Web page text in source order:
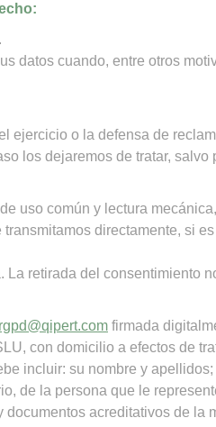
datos cuando, entre otros
ejercicio o la defensa de
los dejaremos de tratar, salvo
uso común y lectura
directamente, si
retirada del consentimiento
rgpd@qipert.com firmada
con domicilio a efectos de
incluir: su nombre y
de la persona que le
acreditativos de la